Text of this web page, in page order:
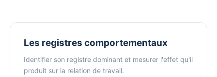
Les registres comportementaux
Identifier son registre dominant et mesurer l'effet qu'il
produit sur la relation de travail.